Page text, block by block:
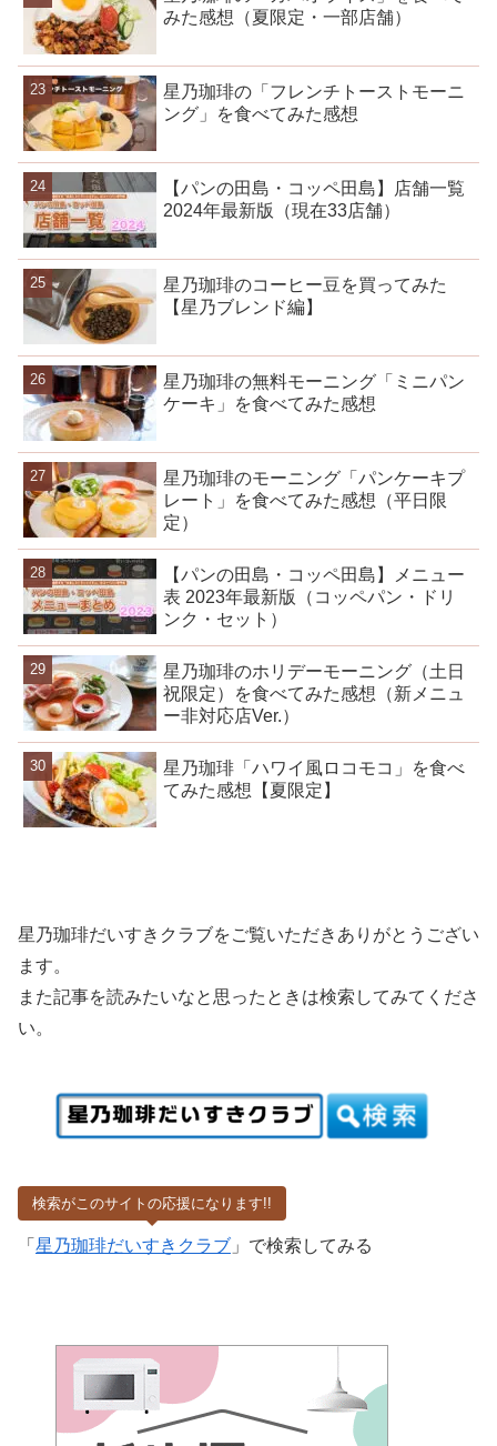
みた感想（夏限定・一部店舗）
星乃珈琲の「フレンチトーストモーニ
ング」を食べてみた感想
【パンの田島・コッペ田島】店舗一覧
2024年最新版（現在33店舗）
星乃珈琲のコーヒー豆を買ってみた
【星乃ブレンド編】
星乃珈琲の無料モーニング「ミニパン
ケーキ」を食べてみた感想
星乃珈琲のモーニング「パンケーキプ
レート」を食べてみた感想（平日限
定）
【パンの田島・コッペ田島】メニュー
表 2023年最新版（コッペパン・ドリ
ンク・セット）
星乃珈琲のホリデーモーニング（土日
祝限定）を食べてみた感想（新メニュ
ー非対応店Ver.）
星乃珈琲「ハワイ風ロコモコ」を食べ
てみた感想【夏限定】
星乃珈琲だいすきクラブをご覧いただきありがとうござい
ます。
また記事を読みたいなと思ったときは検索してみてくださ
い。
検索がこのサイトの応援になります!!
「 星乃珈琲だいすきクラブ 」で検索してみる